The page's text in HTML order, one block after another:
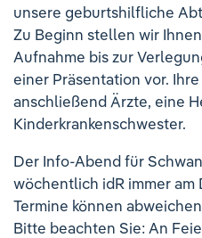
Der Klinikverbund Südwest
Standorte & Kontakt
Ihre Meinung ist uns wichtig!
unsere geburtshilfliche
Zu Beginn stellen wir
Aufnahme bis zur
einer Präsentation vor.
anschließend Ärzte, eine
Kinderkrankenschwester.
Der Info-Abend für
wöchentlich idR immer
Termine können
Bitte beachten Sie: An